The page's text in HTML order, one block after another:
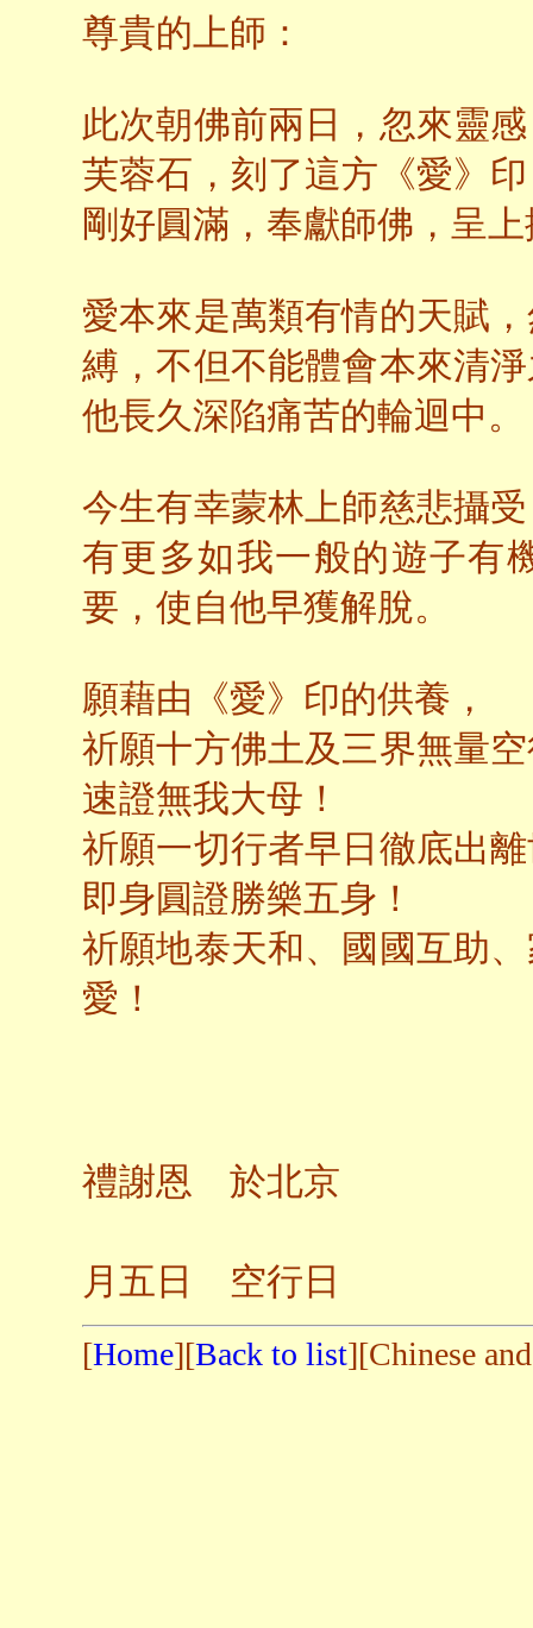
尊貴的上師：
此次朝佛前兩日，忽來靈
芙蓉石，刻了這方《愛》
剛好圓滿，奉獻師佛，呈
愛本來是萬類有情的天賦
縛，不但不能體會本來清
他長久深陷痛苦的輪迴中。
今生有幸蒙林上師慈悲攝
有更多如我一般的遊子有
要，使自他早獲解脫。
願藉由《愛》印的供養，
祈願十方佛土及三界無量
速證無我大母！
祈願一切行者早日徹底出
即身圓證勝樂五身！
祈願地泰天和、國國互助
愛！
禮謝恩 於北京
月五日 空行日
[Home][Back to list][Chinese